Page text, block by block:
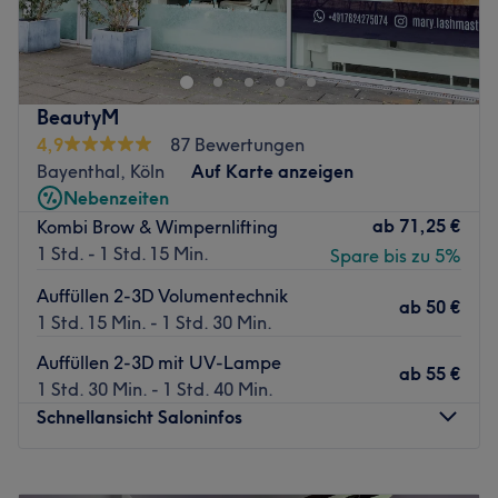
Du willst nicht nur kurzfristige Effekte, sondern sichtbar
gepflegte, gesunde und strahlende Haut?
Dann ist meine holistische Gesichtsbehandlung genau
das Richtige für dich.
Ich betrachte Haut, Lebensstil und individuelle
Bedürfnisse ganzheitlich. In die Beratung fließen unter
anderem Organsprache, Pathophysiognomie und
Antlitzdiagnostik ein. So entsteht ein persönliches
Behandlungskonzept, das deine Haut gezielt unterstützen
kann.
Zum Einsatz kommen moderne Methoden wie
Microneedling, chemische Peelings und
Enzymbehandlungen – individuell auf deine Haut und
dein Ziel abgestimmt.
BeautyM
4,9
87 Bewertungen
Bayenthal, Köln
Auf Karte anzeigen
Nebenzeiten
Kombi Brow & Wimpernlifting
1 Std. - 1 Std. 15 Min.
ab 71,25 €
Spare bis zu 5%
Auffüllen 2-3D Volumentechnik
1 Std. 15 Min. - 1 Std. 30 Min.
ab 50 €
Auffüllen 2-3D mit UV-Lampe
1 Std. 30 Min. - 1 Std. 40 Min.
ab 55 €
Schnellansicht Saloninfos